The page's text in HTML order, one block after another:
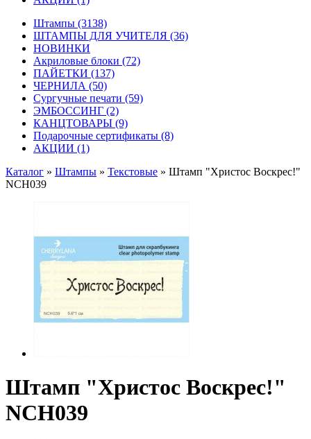
Штампы (3138)
ШТАМПЫ ДЛЯ УЧИТЕЛЯ (36)
НОВИНКИ
Акриловые блоки (72)
ПАЙЕТКИ (137)
ЧЕРНИЛА (50)
Сургучные печати (59)
ЭМБОССИНГ (2)
КАНЦТОВАРЫ (9)
Подарочные сертификаты (8)
АКЦИИ (1)
Каталог » Штампы » Текстовые » Штамп "Христос Воскрес!"
NCH039
Штамп "Христос Воскрес!"
NCH039